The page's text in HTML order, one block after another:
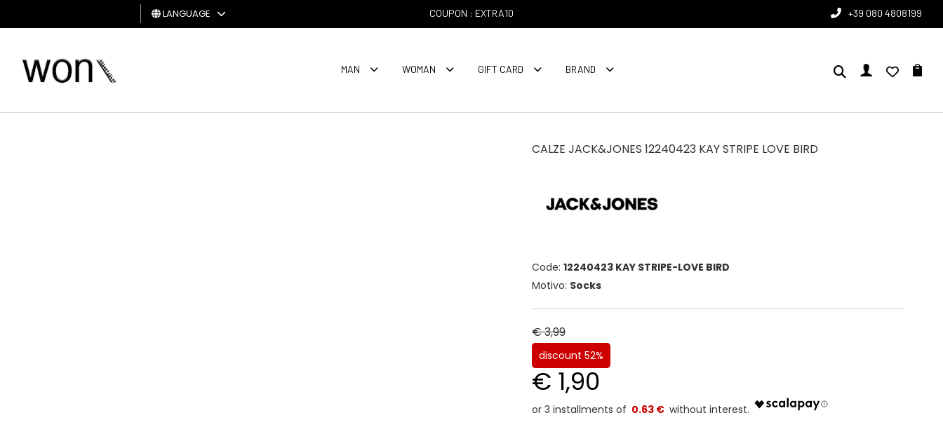
MAN
LANGUAGE COUPON : EXTRA10 +39 080 4808199
MAN WOMAN GIFT CARD BRAND
CALZE JACK&JONES 12240423 KAY STRIPE LOVE BIRD
Code:12240423 KAY STRIPE-LOVE BIRD
Motivo: Socks
€ 3,99
discount 52%
€ 1,90
0.63 €